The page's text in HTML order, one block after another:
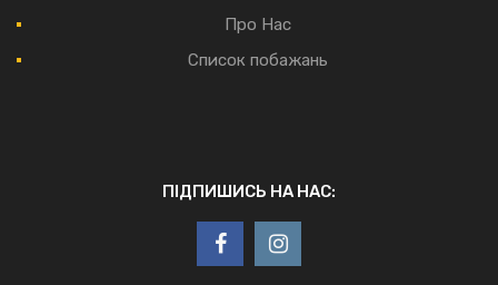
Про Нас
Список побажань
ПІДПИШИСЬ НА НАС: